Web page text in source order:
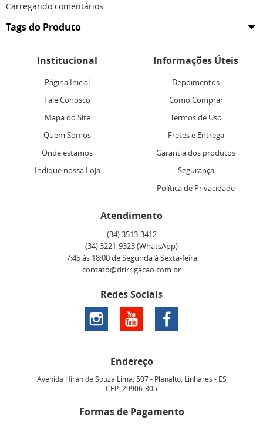
Carregando comentários ...
Tags do Produto
Institucional
Página Inicial
Fale Conosco
Mapa do Site
Quem Somos
Onde estamos
Indique nossa Loja
Informações Úteis
Depoimentos
Como Comprar
Termos de Uso
Fretes e Entrega
Garantia dos produtos
Segurança
Política de Privacidade
Atendimento
(34)3513-3412
(34)3221-9323(WhatsApp)
7:45 às 18:00 de Segunda à Sexta-feira
contato@drirrigacao.com.br
Redes Sociais
Endereço
Avenida Hiran de Souza Lima, 507- Planalto, Linhares - ES
CEP: 29906-305
Formas de Pagamento